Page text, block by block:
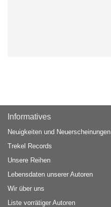
Informatives
Neuigkeiten und Neuerscheinungen
Trekel Records
Unsere Reihen
Lebensdaten unserer Autoren
Wir über uns
Liste vorrätiger Autoren